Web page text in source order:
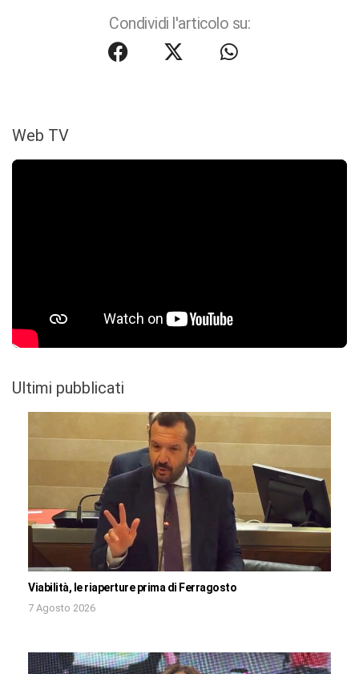
Condividi l'articolo su:
Web TV
Ultimi pubblicati
Viabilità, le riaperture prima di Ferragosto
7 Agosto 2026